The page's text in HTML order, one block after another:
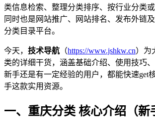
类信息检索、整理分类排序、按行业分类或
同时也是网站推广、网站排名、发布外链
分类目录平台。
今天， 技术导航 （https://www.jshkw.cn）为
类的详细干货，涵盖基础介绍、使用技巧
新手还是有一定经验的用户，都能快速get
手这款实用资源。
一、重庆分类 核心介绍（新